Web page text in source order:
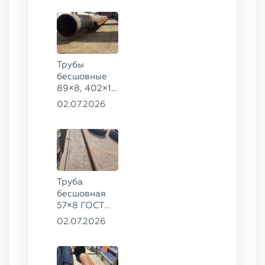
Трубы
бесшовные
89×8, 402×10
ГОСТ 8732-
02.07.2026
Труба
бесшовная
57×8 ГОСТ
8732-78
02.07.2026